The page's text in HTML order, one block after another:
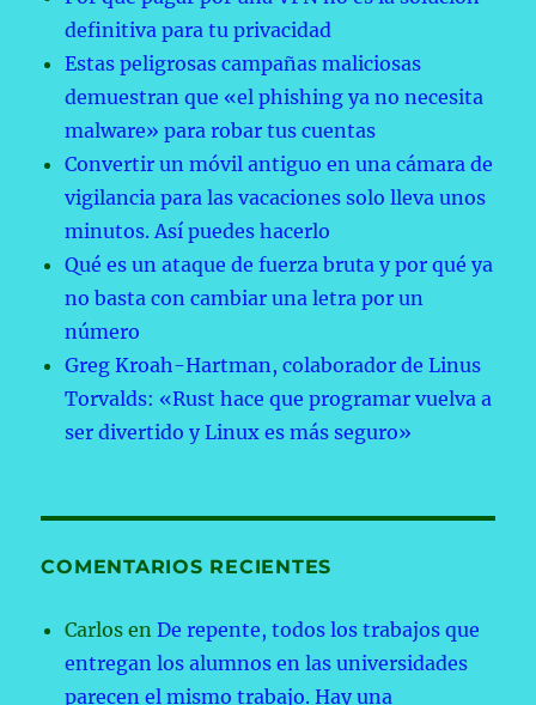
definitiva para tu privacidad
Estas peligrosas campañas maliciosas
demuestran que «el phishing ya no necesita
malware» para robar tus cuentas
Convertir un móvil antiguo en una cámara de
vigilancia para las vacaciones solo lleva unos
minutos. Así puedes hacerlo
Qué es un ataque de fuerza bruta y por qué ya
no basta con cambiar una letra por un
número
Greg Kroah-Hartman, colaborador de Linus
Torvalds: «Rust hace que programar vuelva a
ser divertido y Linux es más seguro»
COMENTARIOS RECIENTES
Carlos enDe repente, todos los trabajos que
entregan los alumnos en las universidades
parecen el mismo trabajo. Hay una